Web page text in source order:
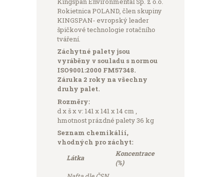
Rokietnica POLAND, člen skupiny
KINGSPAN- evropský leader
špičkové technologie rotačního
tváření.
Záchytné palety jsou
vyráběny v souladu s normou
ISO9001:2000 FM57348.
Záruka 2 roky na všechny
druhy palet.
Rozměry:
d x š x v: 141 x 141 x 14 cm ,
hmotnost prázdné palety 36 kg
Seznam chemikálií,
vhodných pro záchyt:
Látka
Koncentrace
(%)